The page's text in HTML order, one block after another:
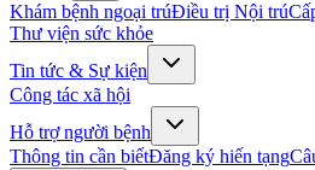
Khám bệnh ngoại trúĐiều trị Nội trú
Thư viện sức khỏe
Tin tức & Sự kiện
Công tác xã hội
Hỗ trợ người bệnh
Thông tin cần biếtĐăng ký hiến tạng